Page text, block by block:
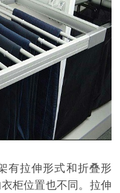
有拉伸形式和折叠形
柜位置也不同。拉伸